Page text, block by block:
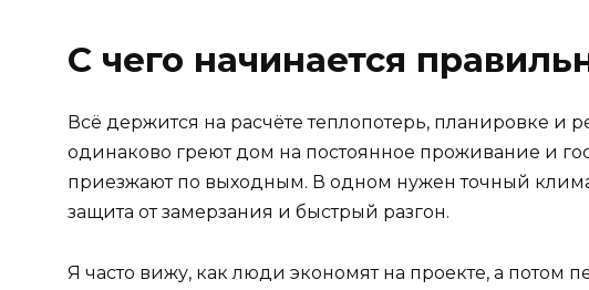
С чего начинается
Всё держится на расчёте теплопотерь, планировке и
одинаково греют дом на постоянное проживание и
приезжают по выходным. В одном нужен точный
защита от замерзания и быстрый разгон.
Я часто вижу, как люди экономят на проекте, а потом